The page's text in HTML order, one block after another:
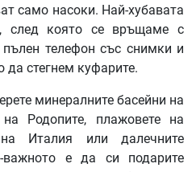
само насоки. Най-хубавата
след която се връщаме с
телефон със снимки и
да стегнем куфарите.
минералните басейни на
Родопите, плажовете на
Италия или далечните
важното е да си подарите